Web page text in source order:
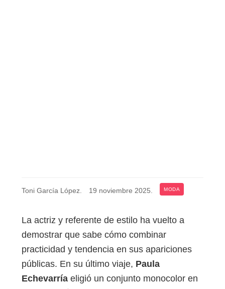
Toni García López. 19 noviembre 2025. MODA
La actriz y referente de estilo ha vuelto a
demostrar que sabe cómo combinar
practicidad y tendencia en sus apariciones
públicas. En su último viaje, Paula
Echevarría eligió un conjunto monocolor en